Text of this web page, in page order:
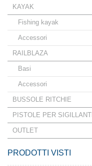
KAYAK
Fishing kayak
Accessori
RAILBLAZA
Basi
Accessori
BUSSOLE RITCHIE
PISTOLE PER SIGILLANTI
OUTLET
PRODOTTI VISTI